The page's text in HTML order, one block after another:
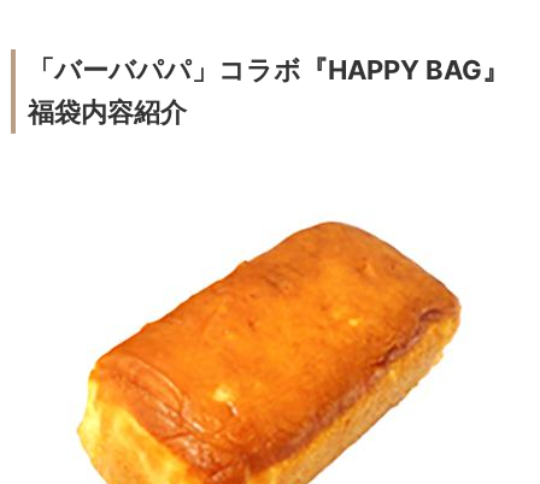
「バーバパパ」コラボ『HAPPY BAG』
福袋内容紹介